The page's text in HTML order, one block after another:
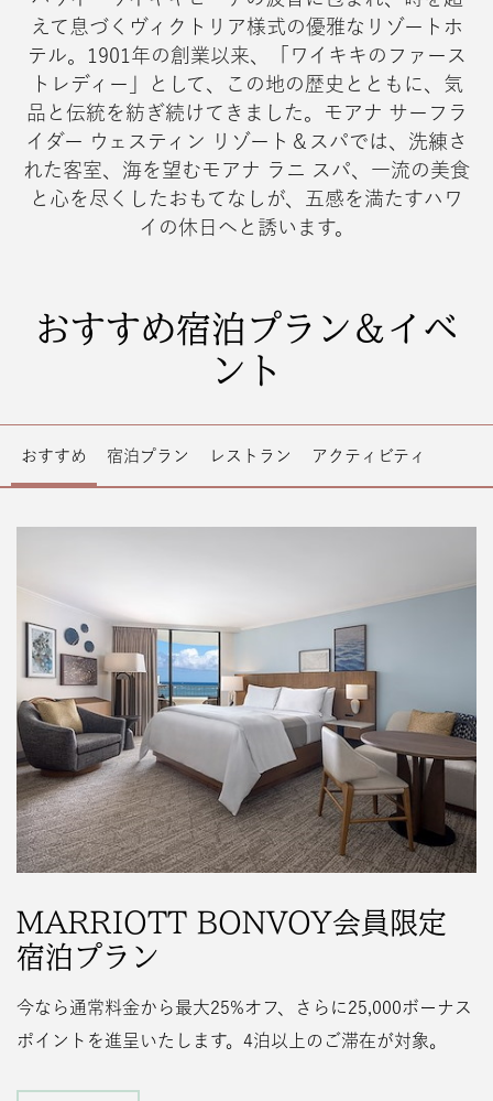
えて息づくヴィクトリア様式の優雅なリゾートホ
テル。1901年の創業以来、「ワイキキのファース
トレディー」として、この地の歴史とともに、気
品と伝統を紡ぎ続けてきました。モアナ サーフラ
イダー ウェスティン リゾート＆スパでは、洗練さ
れた客室、海を望むモアナ ラニ スパ、一流の美食
と心を尽くしたおもてなしが、五感を満たすハワ
イの休日へと誘います。
おすすめ宿泊プラン＆イベ
ント
おすすめ 宿泊プラン レストラン アクティビティ
MARRIOTT BONVOY会員限定
宿泊プラン
今なら通常料金から最大25%オフ、さらに25,000ボーナス
ポイントを進呈いたします。4泊以上のご滞在が対象。